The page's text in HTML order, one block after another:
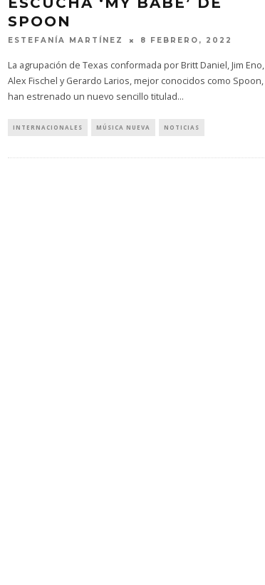
SPOON
ESTEFANÍA MARTÍNEZ 8 FEBRERO, 2022
La agrupación de Texas conformada por Britt Daniel, Jim Eno,
Alex Fischel y Gerardo Larios, mejor conocidos como Spoon,
han estrenado un nuevo sencillo titulad...
INTERNACIONALES MÚSICA NUEVA NOTICIAS